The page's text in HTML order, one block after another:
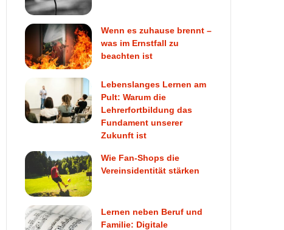
Wenn es zuhause brennt –
was im Ernstfall zu
beachten ist
Lebenslanges Lernen am
Pult: Warum die
Lehrerfortbildung das
Fundament unserer
Zukunft ist
Wie Fan-Shops die
Vereinsidentität stärken
Lernen neben Beruf und
Familie: Digitale